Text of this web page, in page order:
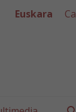
Euskara